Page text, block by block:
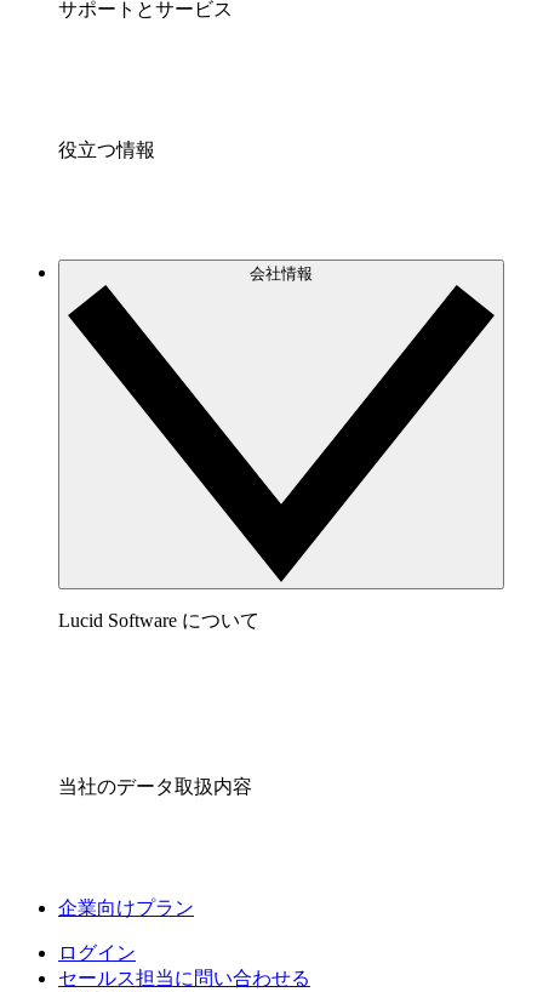
サポートとサービス
役立つ情報
会社情報
Lucid Software について
当社のデータ取扱内容
企業向けプラン
ログイン
セールス担当に問い合わせる